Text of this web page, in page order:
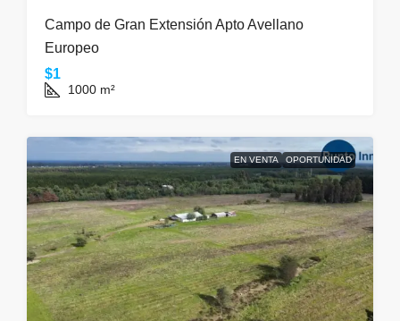
Campo de Gran Extensión Apto Avellano
Europeo
$1
1000 m²
EN VENTA OPORTUNIDAD